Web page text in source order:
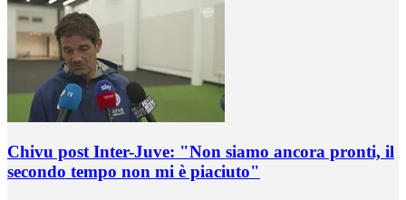
Chivu post Inter-Juve: "Non siamo ancora pronti, il
secondo tempo non mi è piaciuto"